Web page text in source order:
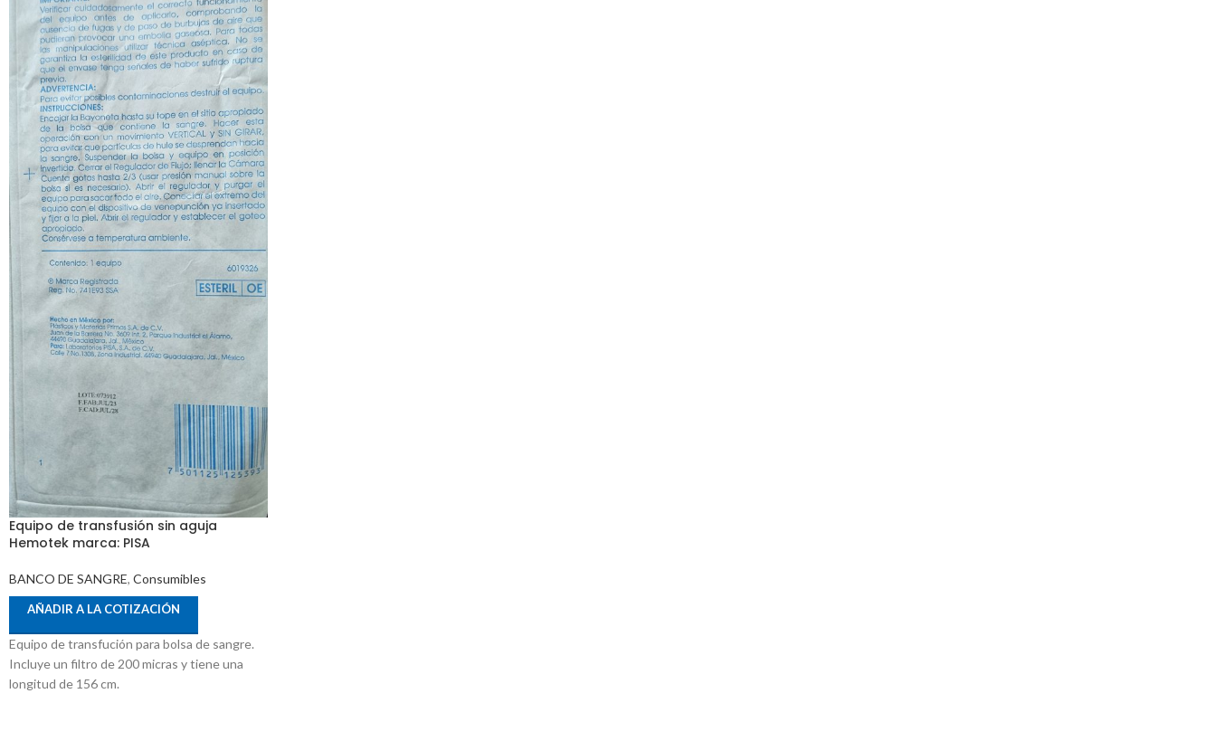
Equipo de transfusión sin aguja
Hemotek marca: PISA
BANCO DE SANGRE, Consumibles
AÑADIR A LA COTIZACIÓN
Equipo de transfución para bolsa de sangre.
Incluye un filtro de 200 micras y tiene una
longitud de 156 cm.